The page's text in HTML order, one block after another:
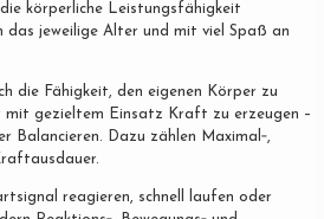
körperliche Leistungsfähigkeit
das jeweilige Alter und mit viel Spaß an
die Fähigkeit, den eigenen Körper zu
mit gezieltem Einsatz Kraft zu erzeugen –
Balancieren. Dazu zählen Maximal‐,
reagieren, schnell laufen oder